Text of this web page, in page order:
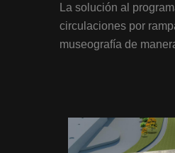
La solución al
circulaciones por
museografía de